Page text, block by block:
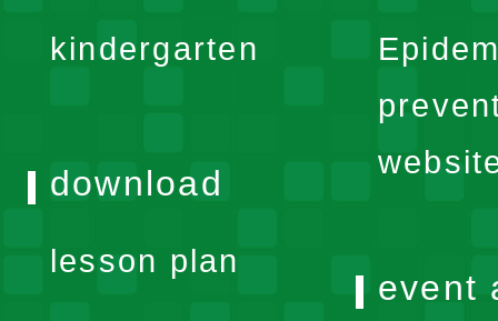
kindergarten
download
lesson plan
event